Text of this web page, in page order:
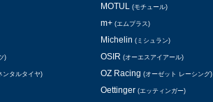
)
ンタルタイヤ)
MOTUL (モチュール)
m+ (エムプラス)
Michelin (ミシュラン)
OSIR (オーエスアイアール)
OZ Racing (オーゼット レーシング)
Oettinger (エッティンガー)